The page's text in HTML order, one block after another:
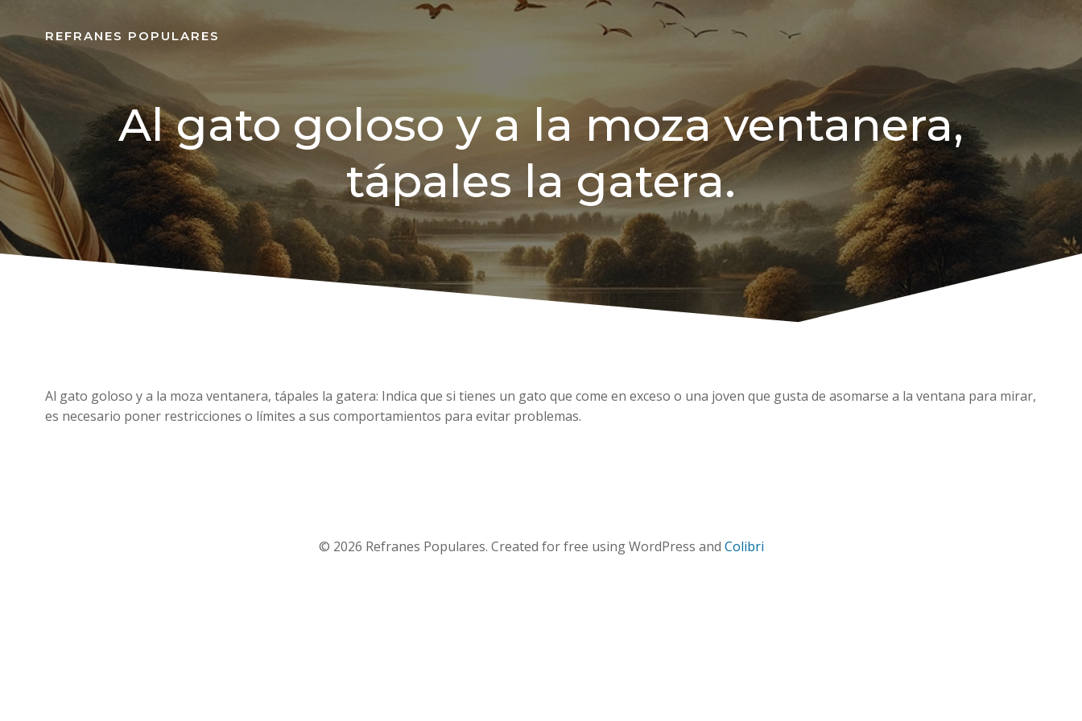
REFRANES POPULARES
Al gato goloso y a la moza ventanera,
tápales la gatera.
Al gato goloso y a la moza ventanera, tápales la gatera: Indica que si tienes un gato que come en exceso o una joven que gusta de asomarse a la ventana para mirar,
es necesario poner restricciones o límites a sus comportamientos para evitar problemas.
© 2026 Refranes Populares. Created for free using WordPress and Colibri